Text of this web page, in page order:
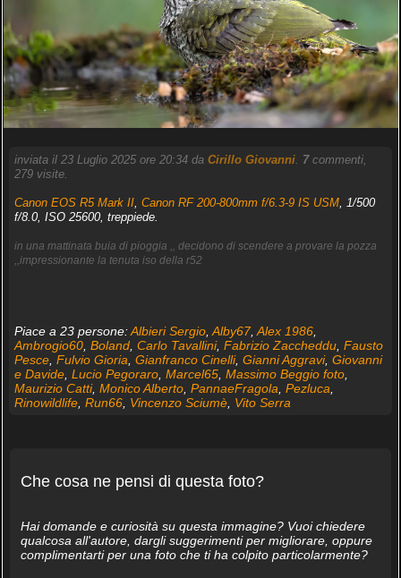
inviata il 23 Luglio 2025 ore 20:34 da Cirillo Giovanni. 7commenti,
279 visite.
Canon EOS R5 Mark II, Canon RF 200-800mm f/6.3-9 IS USM, 1/500
f/8.0, ISO 25600, treppiede.
in una mattinata buia di pioggia ,, decidono di scendere a provare la pozza
,,impressionante la tenuta iso della r52
Piace a 23 persone:Albieri Sergio,Alby67,Alex 1986,
Ambrogio60, Boland, Carlo Tavallini, Fabrizio Zaccheddu, Fausto
Pesce, Fulvio Gioria, Gianfranco Cinelli, Gianni Aggravi, Giovanni
e Davide, Lucio Pegoraro, Marcel65, Massimo Beggio foto,
Maurizio Catti, Monico Alberto, PannaeFragola, Pezluca,
Rinowildlife, Run66, Vincenzo Sciumè, Vito Serra
Che cosa ne pensi di questa foto?
Hai domande e curiosità su questa immagine? Vuoi chiedere
qualcosa all'autore, dargli suggerimenti per migliorare, oppure
complimentarti per una foto che ti ha colpito particolarmente?